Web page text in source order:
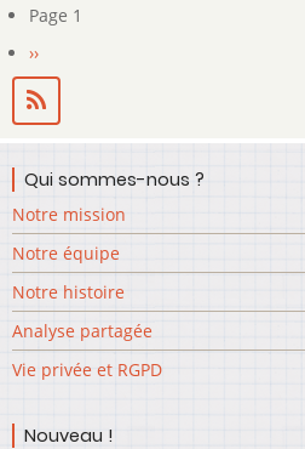
Pagination
Page 1
Page
suivante
››
Qui sommes-nous ?
Notre mission
Notre équipe
Notre histoire
Analyse partagée
Vie privée et RGPD
Nouveau !